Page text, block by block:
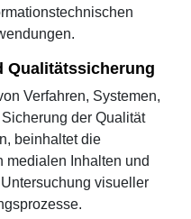
Qualitätssicherung
Verfahren, Systemen,
der Qualität
beinhaltet die
medialen Inhalten und
visueller